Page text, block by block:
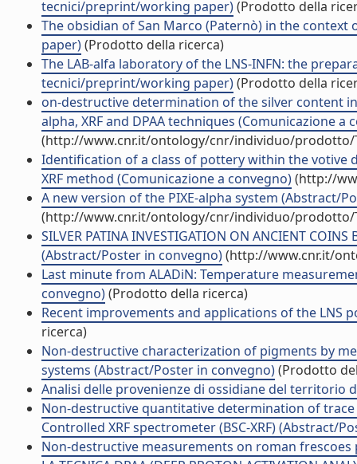
tecnici/preprint/working paper)(Prodotto della
The obsidian of San Marco (Paternò) in the
paper)(Prodotto della ricerca)
The LAB-alfa laboratory of the LNS-INFN: the
tecnici/preprint/working paper)(Prodotto della
on-destructive determination of the silver content
alpha, XRF and DPAA techniques (Comunicazione a
(http://www.cnr.it/ontology/cnr/individuo/prodotto/
Identification of a class of pottery within the votive
XRF method (Comunicazione a convegno)(http://
A new version of the PIXE-alpha system (Abstract/
(http://www.cnr.it/ontology/cnr/individuo/prodotto/
SILVER PATINA INVESTIGATION ON ANCIENT
(Abstract/Poster in convegno)(http://www.cnr.it/
Last minute from ALADiN: Temperature
convegno)(Prodotto della ricerca)
Recent improvements and applications of the LNS
ricerca)
Non-destructive characterization of pigments by
systems (Abstract/Poster in convegno)(Prodotto
Analisi delle provenienze di ossidiane del territorio
Non-destructive quantitative determination of
Controlled XRF spectrometer (BSC-XRF) (Abstract/
Non-destructive measurements on roman